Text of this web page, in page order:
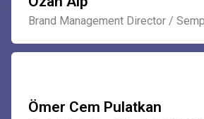
Brand Management Director /
Ömer Cem Pulatkan